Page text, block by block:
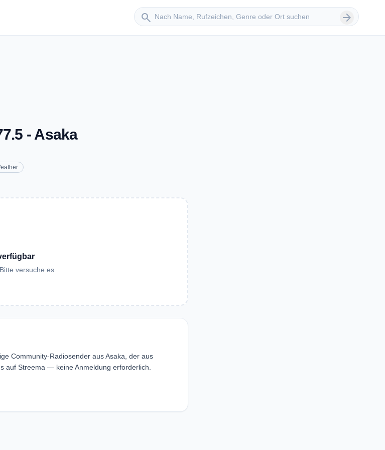
search
Sender suchen arrow_forward
- Asaka
versuche es
Community-Radiosender aus Asaka, der aus
auf Streema — keine Anmeldung erforderlich.